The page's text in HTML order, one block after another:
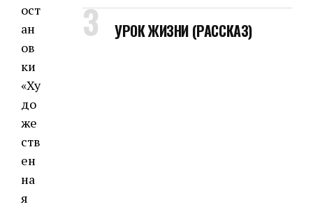
ост
ан
ов
ки
«Ху
до
же
ств
ен
на
я
УРОК ЖИЗНИ (РАССКАЗ)